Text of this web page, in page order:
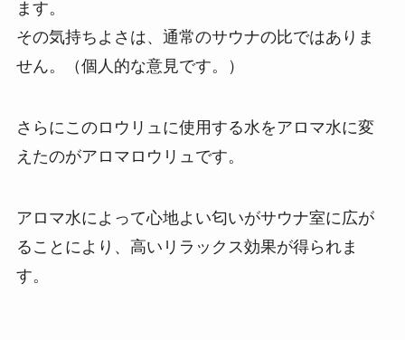
ます。
その気持ちよさは、通常のサウナの比ではありま
せん。（個人的な意見です。）
さらにこのロウリュに使用する水をアロマ水に変
えたのがアロマロウリュです。
アロマ水によって心地よい匂いがサウナ室に広が
ることにより、高いリラックス効果が得られま
す。